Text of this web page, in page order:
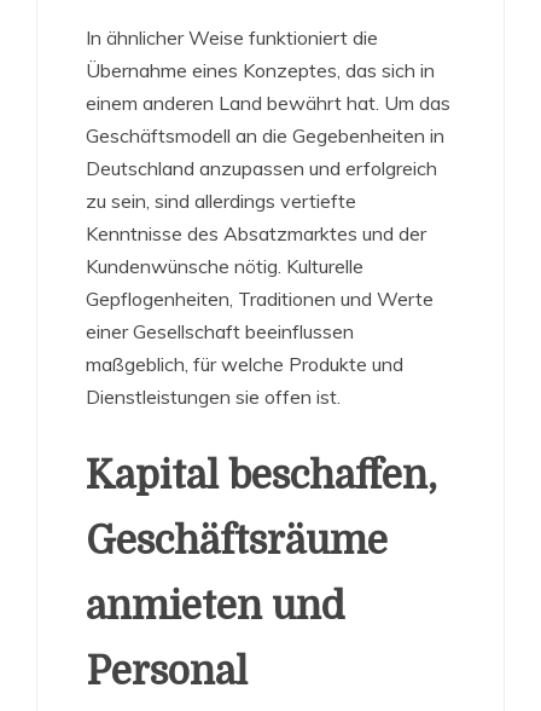
In ähnlicher Weise funktioniert die
Übernahme eines Konzeptes, das sich in
einem anderen Land bewährt hat. Um das
Geschäftsmodell an die Gegebenheiten in
Deutschland anzupassen und erfolgreich
zu sein, sind allerdings vertiefte
Kenntnisse des Absatzmarktes und der
Kundenwünsche nötig. Kulturelle
Gepflogenheiten, Traditionen und Werte
einer Gesellschaft beeinflussen
maßgeblich, für welche Produkte und
Dienstleistungen sie offen ist.
Kapital beschaffen,
Geschäftsräume
anmieten und
Personal